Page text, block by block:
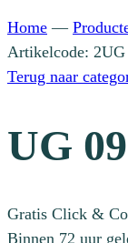
Home —
Artikelcode: 2UG
Terug naar
UG
Gratis Click &
Binnen 72 uur